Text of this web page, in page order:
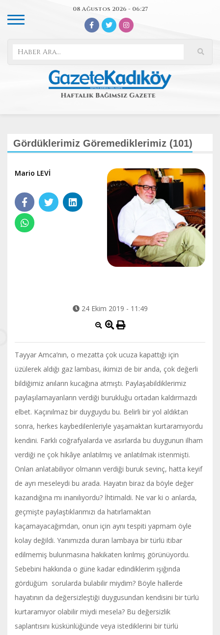
08 Ağustos 2026 - 06:27
Gördüklerimiz Göremediklerimiz (101)
Mario LEVİ
24 Ekim 2019 - 11:49
Tayyar Amca’nın, o mezatta çok ucuza kapattığı için
üzülerek aldığı gaz lambası, ikimizi de bir anda, çok değerli
bildiğimiz anıların kucağına atmıştı. Paylaşabildiklerimiz
paylaşılamayanların verdiği burukluğu ortadan kaldırmazdı
elbet. Kaçınılmaz bir duyguydu bu. Belirli bir yol aldıktan
sonra, herkes kaybedilenleriyle yaşamaktan kurtaramıyordu
kendini. Farklı coğrafyalarda ve asırlarda bu duygunun ilham
verdiği ne çok hikâye anlatılmış ve anlatılmak istenmişti.
Onları anlatabiliyor olmanın verdiği buruk sevinç, hatta keyif
de ayrı meseleydi bu arada. Hayatın biraz da böyle değer
kazandığına mı inanılıyordu? İhtimaldi. Ne var ki o anlarda,
geçmişte paylaştıklarımızı da hatırlamaktan
kaçamayacağımdan, onun için aynı tespiti yapmam öyle
kolay değildi. Yanımızda duran lambaya bir türlü itibar
edilmemiş bulunmasına hakikaten kırılmış görünüyordu.
Sebebini hakkında o güne kadar edindiklerim ışığında
gördüğüm sorularda bulabilir miydim? Böyle hallerde
hayatının da değersizleştiği duygusundan kendisini bir türlü
kurtaramıyor olabilir miydi mesela? Bu değersizlik
saplantısını küskünlüğünde veya istediklerini bir türlü